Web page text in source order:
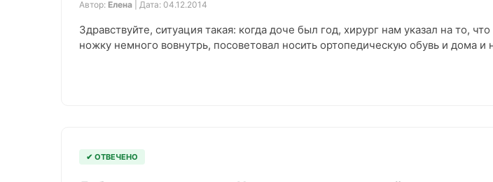
Автор: Елена | Дата: 04.12.2014
Здравствуйте, ситуация такая: когда доче был год, хирург нам указал на то,
ножку немного вовнутрь, посоветовал носить ортопедическую обувь и дома
✔ ОТВЕЧЕНО